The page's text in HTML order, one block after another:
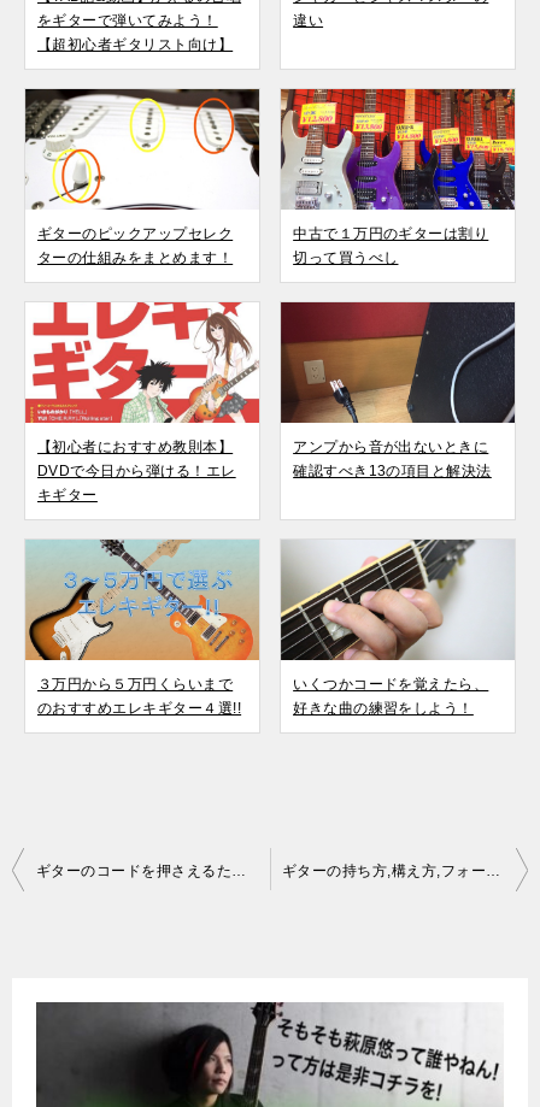
をギターで弾いてみよう！
【超初心者ギタリスト向け】
違い
ギターのピックアップセレク
ターの仕組みをまとめます！
中古で１万円のギターは割り
切って買うべし
【初心者におすすめ教則本】
DVDで今日から弾ける！エレ
キギター
アンプから音が出ないときに
確認すべき13の項目と解決法
３万円から５万円くらいまで
のおすすめエレキギター４選!!
いくつかコードを覚えたら、
好きな曲の練習をしよう！
投
ギターのコードを押さえるための２つのコツ ギターの持ち方,構え方,フォームを覚えよう！